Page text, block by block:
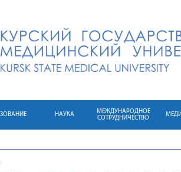
НАУКА
МЕЖДУНАРОДНОЕ
СОТРУДНИЧЕСТВО